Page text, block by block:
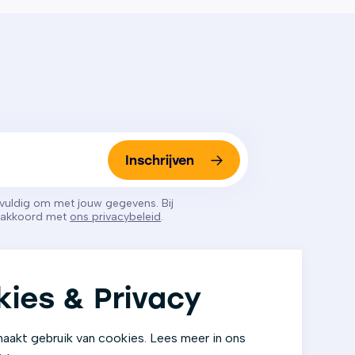
& Privacy
gebruik van cookies. Lees meer in ons
Inschrijven
om met jouw gegevens. Bij
met ons privacybeleid.